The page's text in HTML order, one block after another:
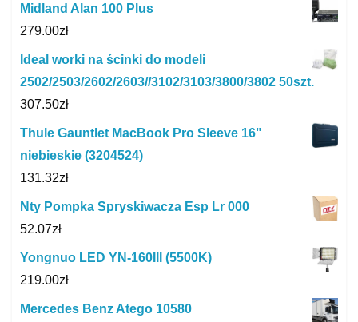
Midland Alan 100 Plus
279.00zł
Ideal worki na ścinki do modeli
2502/2503/2602/2603//3102/3103/3800/3802 50szt.
307.50zł
Thule Gauntlet MacBook Pro Sleeve 16"
niebieskie (3204524)
131.32zł
Nty Pompka Spryskiwacza Esp Lr 000
52.07zł
Yongnuo LED YN-160III (5500K)
219.00zł
Mercedes Benz Atego 10580